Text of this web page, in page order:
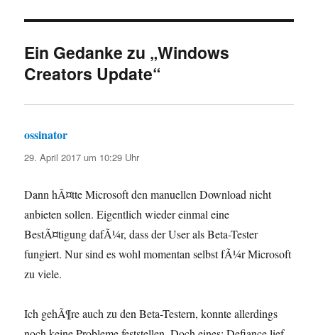
Ein Gedanke zu „Windows
Creators Update“
ossinator
29. April 2017 um 10:29 Uhr
Dann hÃ¤tte Microsoft den manuellen Download nicht
anbieten sollen. Eigentlich wieder einmal eine
BestÃ¤tigung dafÃ¼r, dass der User als Beta-Tester
fungiert. Nur sind es wohl momentan selbst fÃ¼r Microsoft
zu viele.
Ich gehÃ¶re auch zu den Beta-Testern, konnte allerdings